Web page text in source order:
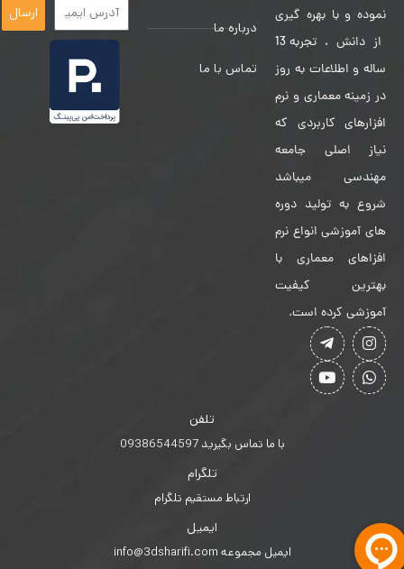
نموده و با بهره گیری
از دانش ، تجربه 13
ساله و اطلاعات به روز
در زمینه معماری و نرم
افزارهای کاربردی که
نیاز اصلی جامعه
مهندسی میباشد
شروع به تولید دوره
های آموزشی انواع نرم
افزاهای معماری با
بهترین کیفیت
آموزشی کرده است.
درباره ما
تماس با ما
ارسال
تلفن
با ما تماس بگیرید 09386544597
تلگرام
ارتباط مستقیم تلگرام
ایمیل
ایمیل مجموعه info@3dsharifi.com